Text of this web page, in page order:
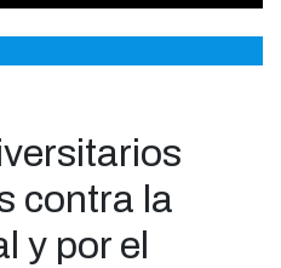
contra la
y por el